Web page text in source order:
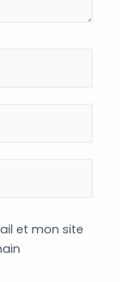
et mon site